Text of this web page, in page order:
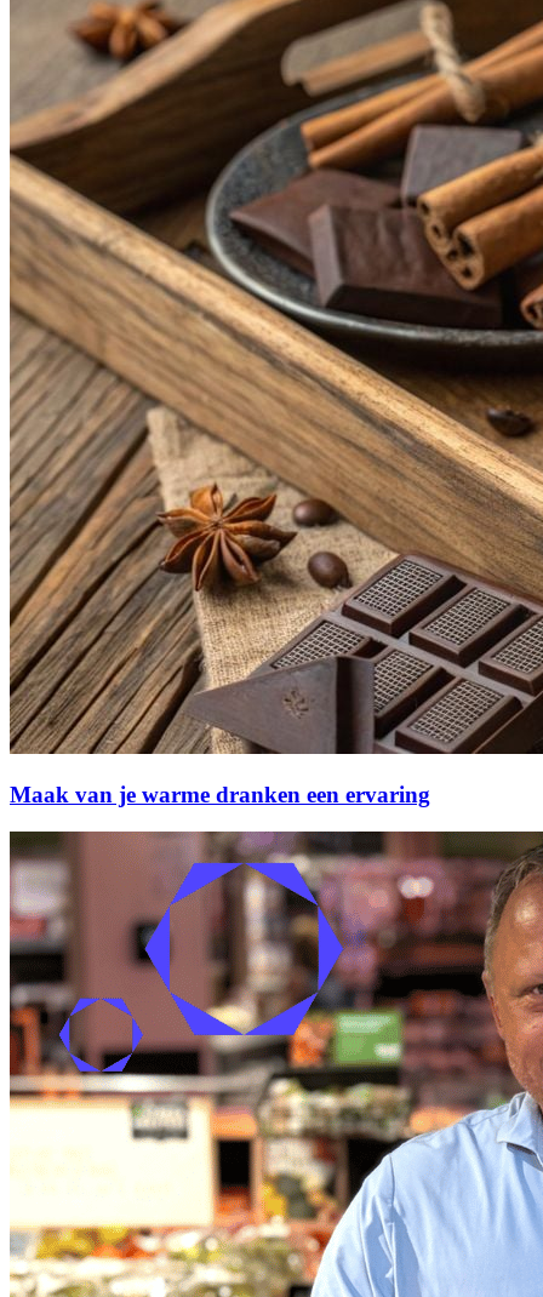
Maak van je warme dranken een ervaring